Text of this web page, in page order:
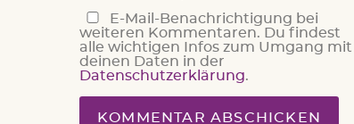
E-Mail-Benachrichtigung bei
weiteren Kommentaren. Du findest
alle wichtigen Infos zum Umgang mit
deinen Daten in der
Datenschutzerklärung.